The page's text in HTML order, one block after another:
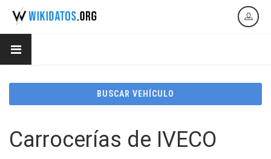
BUSCAR VEHÍCULO
Carrocerías de IVECO